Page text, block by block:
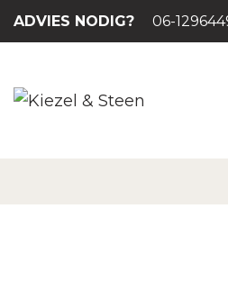
ADVIES NODIG? 06-